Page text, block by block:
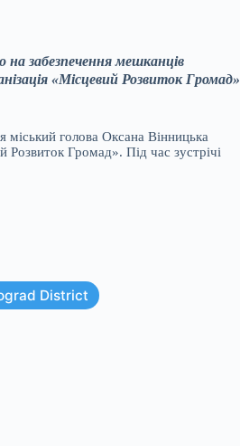
на забезпечення мешканців
«Місцевий Розвиток Громад»
міський голова Оксана Вінницька
Громад». Під час зустрічі
District